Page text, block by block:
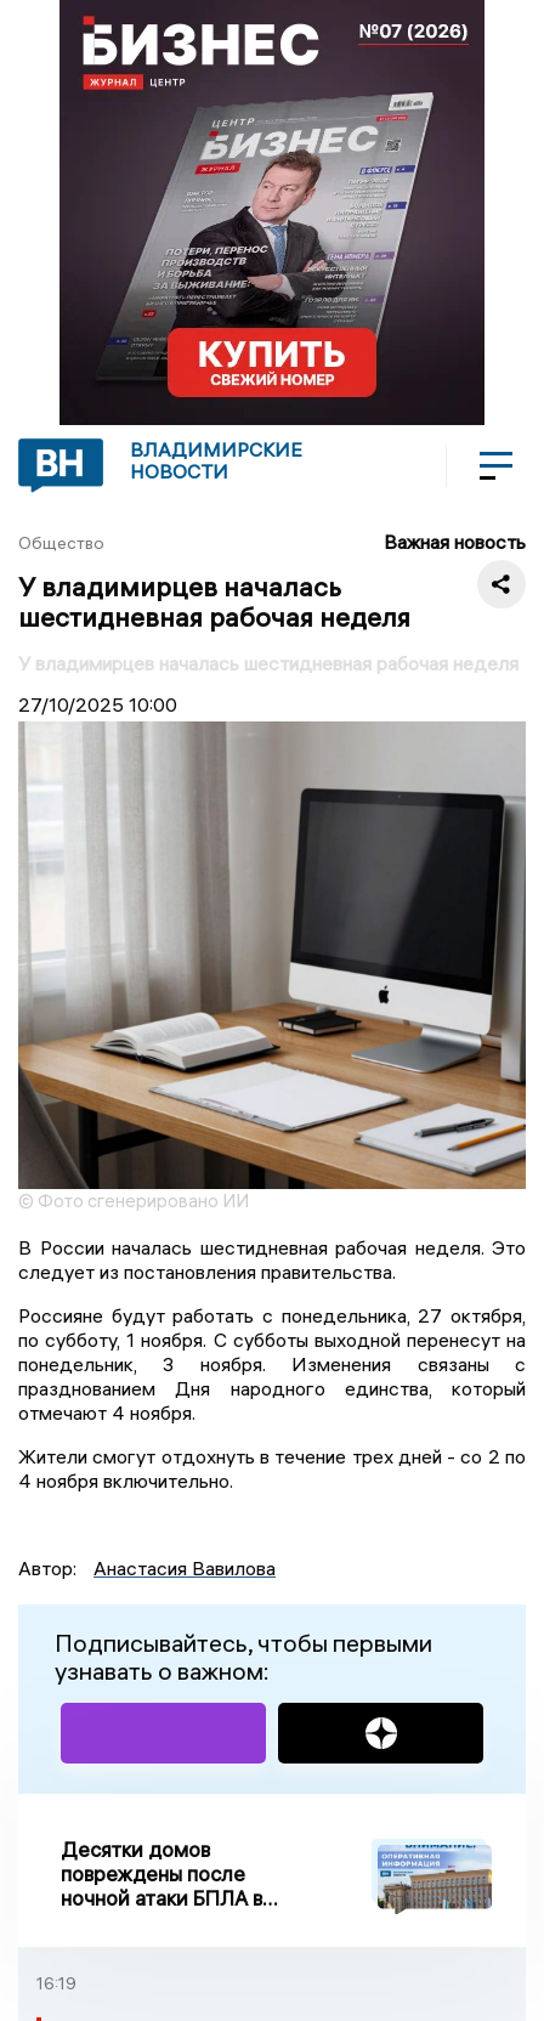
ВЛАДИМИРСКИЕ
НОВОСТИ
Общество Важная новость
У владимирцев началась
шестидневная рабочая неделя
У владимирцев началась шестидневная рабочая неделя
27/10/2025 10:00
© Фото сгенерировано ИИ
В России началась шестидневная рабочая неделя. Это
следует из постановления правительства.
Россияне будут работать с понедельника, 27 октября,
по субботу, 1 ноября. С субботы выходной перенесут на
понедельник, 3 ноября. Изменения связаны с
празднованием Дня народного единства, который
отмечают 4 ноября.
Жители смогут отдохнуть в течение трех дней - со 2 по
4 ноября включительно.
Автор: Анастасия Вавилова
Подписывайтесь, чтобы первыми
узнавать о важном:
Десятки домов
повреждены после
ночной атаки БПЛА в
16:19